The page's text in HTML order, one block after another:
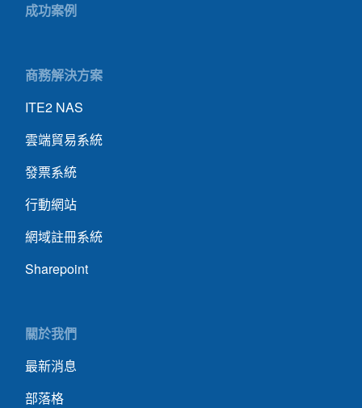
成功案例
商務解決方案
ITE2 NAS
雲端貿易系統
發票系統
行動網站
網域註冊系統
Sharepoint
關於我們
最新消息
部落格